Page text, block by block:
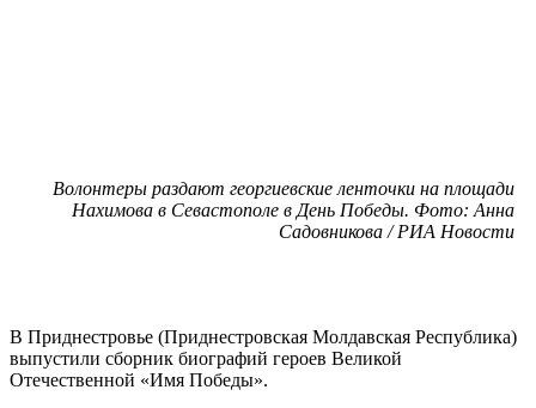
Волонтеры раздают георгиевские ленточки на площади
Нахимова в Севастополе в День Победы. Фото: Анна
Садовникова / РИА Новости
В Приднестровье (Приднестровская Молдавская Республика)
выпустили сборник биографий героев Великой
Отечественной «Имя Победы».